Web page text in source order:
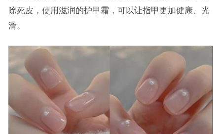
除死皮，使用滋润的护甲霜，可以让指甲更加健康、光
滑。